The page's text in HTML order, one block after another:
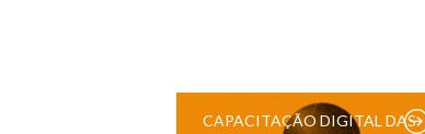
CAPACITAÇÃO DIGITAL DAS